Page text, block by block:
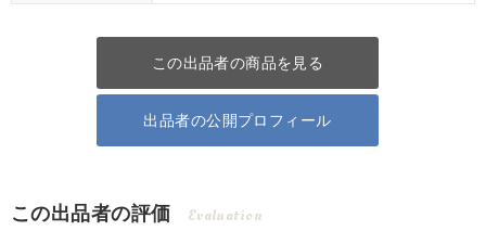
この出品者の商品を見る
出品者の公開プロフィール
この出品者の評価 Evaluation